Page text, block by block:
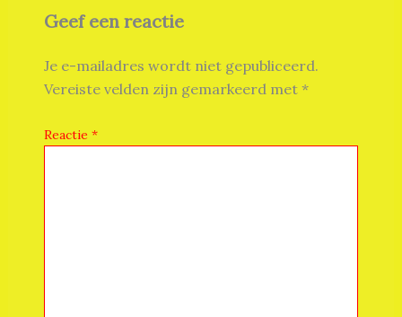
Geef een reactie
Je e-mailadres wordt niet gepubliceerd.
Vereiste velden zijn gemarkeerd met *
Reactie *